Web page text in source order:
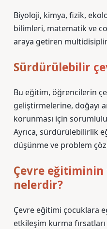
Biyoloji, kimya, fizik,
bilimleri, matematik ve
araya getiren
Sürdürülebilir
Bu eğitim, öğrencilerin
geliştirmelerine, doğayı
korunması için
Ayrıca, sürdürülebilirlik
düşünme ve problem
Çevre eğitiminin
nelerdir?
Çevre eğitimi çocuklara
etkileşim kurma